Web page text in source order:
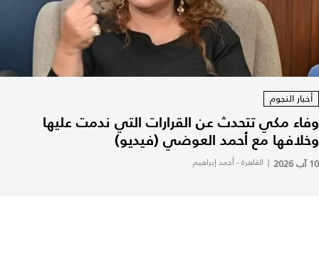
أخبار النجوم
وفاء مكي تتحدث عن القرارات التي ندمت عليها
وخلافها مع أحمد العوضي (فيديو)
10 آب 2026 | القاهرة - أحمد إبراهيم